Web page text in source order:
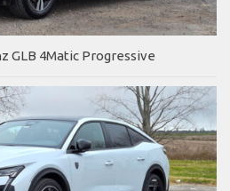
GLB 4Matic Progressive